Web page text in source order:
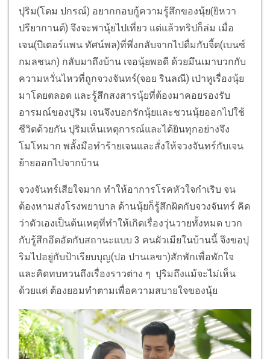
ปุริม(โดม ปกรณ์) อยากกอบกู้ความรู้สึกของนุ้ย(ยิหวา
ปรียากานต์) จึงจะพานุ้ยไปเที่ยว แต่แล้วทริปก็ล่ม เมื่อ
เจน(ปีเตอร์แพน ทัศน์พล)ที่พึ่งกลับจากไปดื่มกับจี้ด(เบนซ์
กมลชนก) กลับมาถึงบ้าน เจอนุ้ยพอดี ด้วยมึนเมาบวกกับ
ความหวั่นไหวที่ถูกจวงจันทร์(จอย รินลณี) เป่าหูเรื่องนุ้ย
มาโดยตลอด และรู้สึกสงสารนุ้ยที่ต้องมาคอยรองรับ
อารมณ์ของปุริม เจนจึงบอกรักนุ้ยและชวนนุ้ยออกไปใช้
ชีวิตด้วยกัน ปุริมเห็นเหตุการณ์และได้ยินทุกอย่างจึง
โมโหมาก พลั้งมือทำร้ายเจนและสั่งให้จวงจันทร์กับเจน
ย้ายออกไปจากบ้าน
จวงจันทร์เสียใจมาก ทำให้อาการโรคหัวใจกำเริบ จน
ต้องหามส่งโรงพยาบาล ด้านนุ้ยก็รู้สึกผิดกับจวงจันทร์ คิด
ว่าตัวเองเป็นต้นเหตุที่ทำให้เกิดเรื่องวุ่นวายทั้งหมด บวก
กับรู้สึกอึดอัดกับสถานะแบบ 3 คนผัวเมียในบ้านนี้ จึงขอปุ
ริมไปอยู่กับป้าเรียบบุญ(ปอ ปานเลขา)สักพักเพื่อพักใจ
และคิดทบทวนถึงเรื่องราวต่าง ๆ ปุริมถึงแม้จะไม่เห็น
ด้วยแต่ ต้องยอมทำตามเพื่อความสบายใจของนุ้ย